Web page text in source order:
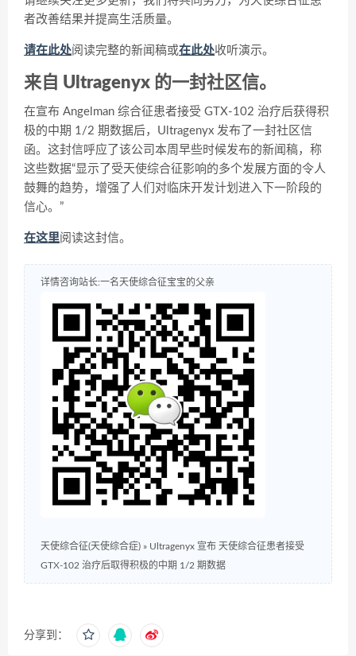
者改善结果并提高生活质量。
请在此处阅读完整的新闻稿或在此处收听演示。
来自 Ultragenyx 的一封社区信。
在宣布 Angelman 综合征患者接受 GTX-102 治疗后获得积
极的中期 1/2 期数据后，Ultragenyx 发布了一封社区信
函。这封信呼应了该公司本周早些时候发布的新闻稿，称
这些数据“显示了受天使综合征影响的多个发展方面的令人
鼓舞的趋势，增强了人们对临床开发计划进入下一阶段的
信心。”
在这里阅读这封信。
详情咨询站长:一名天使综合征宝宝的父亲
天使综合征(天使综合症) » Ultragenyx 宣布 天使综合征患者接受
GTX-102 治疗后取得积极的中期 1/2 期数据
分享到：